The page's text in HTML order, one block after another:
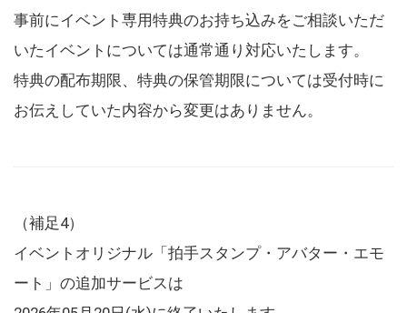
事前にイベント専用特典のお持ち込みをご相談いただ
いたイベントについては通常通り対応いたします。
特典の配布期限、特典の保管期限については受付時に
お伝えしていた内容から変更はありません。
（補足4）
イベントオリジナル「拍手スタンプ・アバター・エモ
ート」の追加サービスは